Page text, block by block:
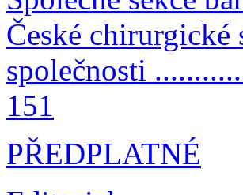
České chirurgické
společnosti
151
PŘEDPLATNÉ